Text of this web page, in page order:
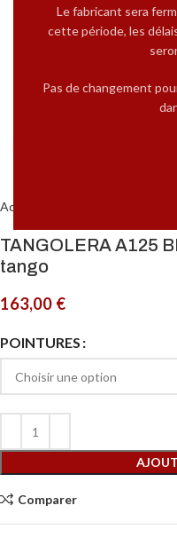
Le fabricant sera
cette période, les
Pas de changement
Accueil
TANGOLERA A125
tango
163,00 €
POINTURES
Comparer